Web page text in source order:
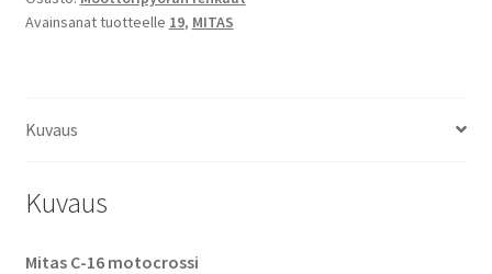
Avainsanat tuotteelle 19, MITAS
Kuvaus
Kuvaus
Mitas C-16 motocrossi